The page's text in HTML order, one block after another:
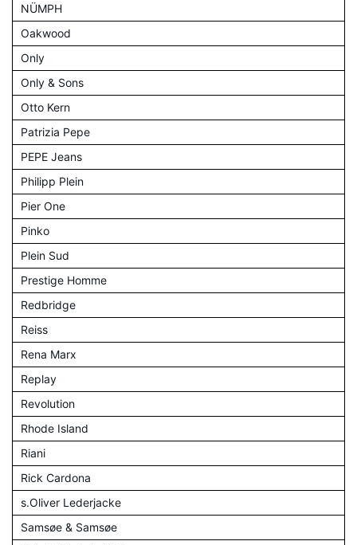
NÜMPH
Oakwood
Only
Only & Sons
Otto Kern
Patrizia Pepe
PEPE Jeans
Philipp Plein
Pier One
Pinko
Plein Sud
Prestige Homme
Redbridge
Reiss
Rena Marx
Replay
Revolution
Rhode Island
Riani
Rick Cardona
s.Oliver Lederjacke
Samsøe & Samsøe